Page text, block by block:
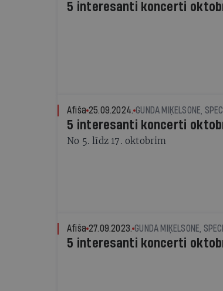
5 interesanti koncerti
Afiša 25.09.2024. GUNDA MIĶELSONE,
5 interesanti koncerti
No 5. līdz 17. oktobrim
Afiša 27.09.2023. GUNDA MIĶELSONE,
5 interesanti koncerti